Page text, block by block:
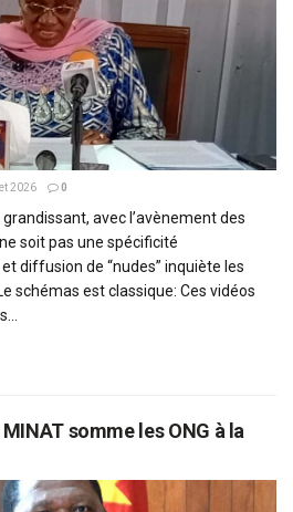
2026 0
avec l’avènement des
soit pas une spécificité
diffusion de “nudes” inquiète les
schémas est classique: Ces vidéos
somme les ONG à la